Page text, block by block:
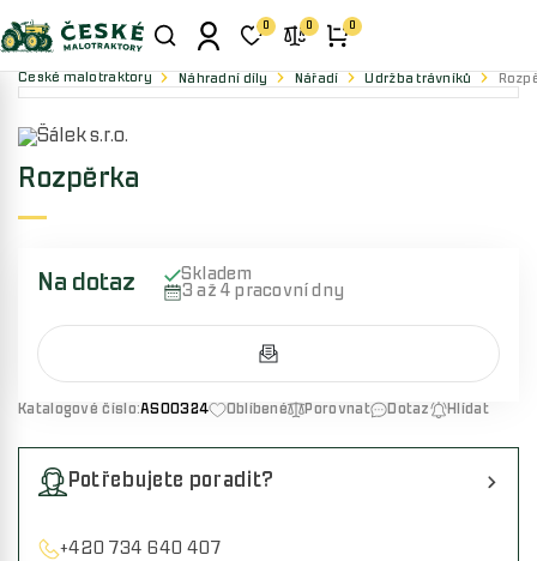
0 0 0
České malotraktory Náhradní díly Nářadí Údržba trávníků
Rozpěrka
Na dotaz
Skladem
3 až 4 pracovní dny
Katalogové číslo:AS00324 Oblíbené Porovnat Dotaz Hlídat
Potřebujete poradit?
+420 734 640 407